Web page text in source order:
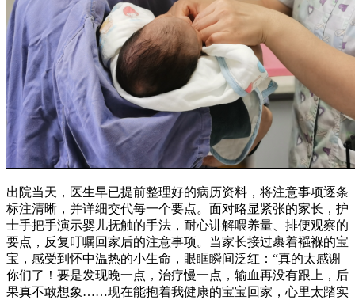
出院当天，医生早已提前整理好的病历资料，将注意事项逐条
标注清晰，并详细交代每一个要点。面对略显紧张的家长，护
士手把手演示婴儿抚触的手法，耐心讲解喂养量、排便观察的
要点，反复叮嘱回家后的注意事项。当家长接过裹着襁褓的宝
宝，感受到怀中温热的小生命，眼眶瞬间泛红：“真的太感谢
你们了！要是发现晚一点，治疗慢一点，输血再没有跟上，后
果真不敢想象……现在能抱着我健康的宝宝回家，心里太踏实